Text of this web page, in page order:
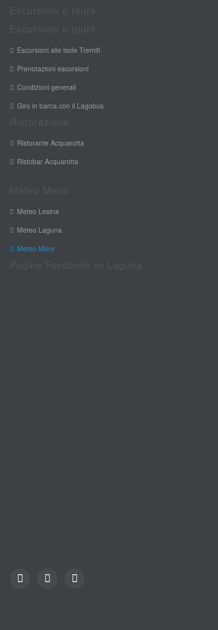
Escursioni alle isole Tremiti
Prenotazioni escursioni
Condizioni generali
Giro in barca con il Lagobus
Ristorante Acquarotta
Ristobar Acquarotta
Meteo Lesina
Meteo Laguna
Meteo Mare